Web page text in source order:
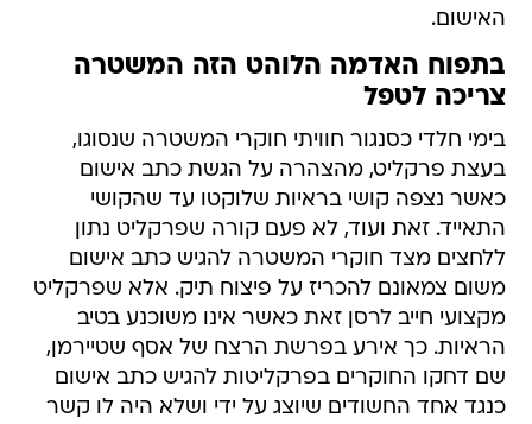
האישום.
בתפוח האדמה הלוהט הזה המשטרה
צריכה לטפל
בימי חלדי כסנגור חוויתי חוקרי המשטרה שנסוגו,
בעצת פרקליט, מהצהרה על הגשת כתב אישום
כאשר נצפה קושי בראיות שלוקטו עד שהקושי
התאייד. זאת ועוד, לא פעם קורה שפרקליט נתון
ללחצים מצד חוקרי המשטרה להגיש כתב אישום
משום צמאונם להכריז על פיצוח תיק. אלא שפרקליט
מקצועי חייב לרסן זאת כאשר אינו משוכנע בטיב
הראיות. כך אירע בפרשת הרצח של אסף שטיירמן,
שם דחקו החוקרים בפרקליטות להגיש כתב אישום
כנגד אחד החשודים שיוצג על ידי ושלא היה לו קשר